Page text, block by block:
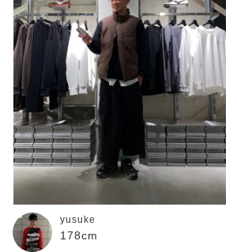
yusuke
178cm